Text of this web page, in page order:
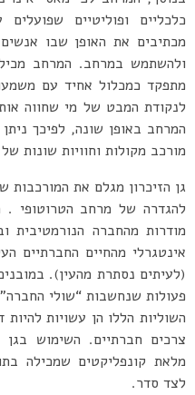
כלכליים ופוליטיים
מכתיבים את האופן שבו
ולהשתמש במרחב. המרחב מכיל
מתפקד כמכלול אחיד עם
לנקודת המבט של מי שחווה
המרחב באופן שונה, לפיכך
מורכב מקולות וחוויות שונות
גן הזיכרון מגלם את המורכבות
להגדרה של מרחב הטרוטופי .
מודרות מהחברה
אינטגרלי מהחיים החברתיים
(לעיתים נסתרת מהעין).
פעולות שנחשבות “שולי
השוליות הללו הן עשויות להיות
צרכים חברתיים. השימוש בגן
מלאת קונפליקטים שמכילה
לצד סדר.